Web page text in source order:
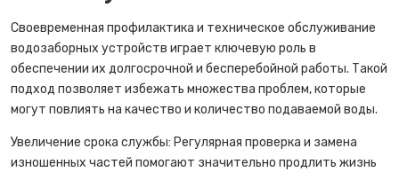
Своевременная профилактика и техническое обслуживание
водозаборных устройств играет ключевую роль в
обеспечении их долгосрочной и бесперебойной работы. Такой
подход позволяет избежать множества проблем, которые
могут повлиять на качество и количество подаваемой воды.
Увеличение срока службы: Регулярная проверка и замена
изношенных частей помогают значительно продлить жизнь